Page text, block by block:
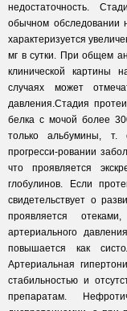
недостаточность.
обычном обследовании
характеризуется
мг в сутки. При общем
клинической картины
случаях может
давления.Стадия
белка с мочой более
только альбумины, т.
прогресси-ровании
что проявляется
глобулинов. Если
свидетельствует о
проявляется
артериального
повышается как
Артериальная
стабильностью и
препаратам.